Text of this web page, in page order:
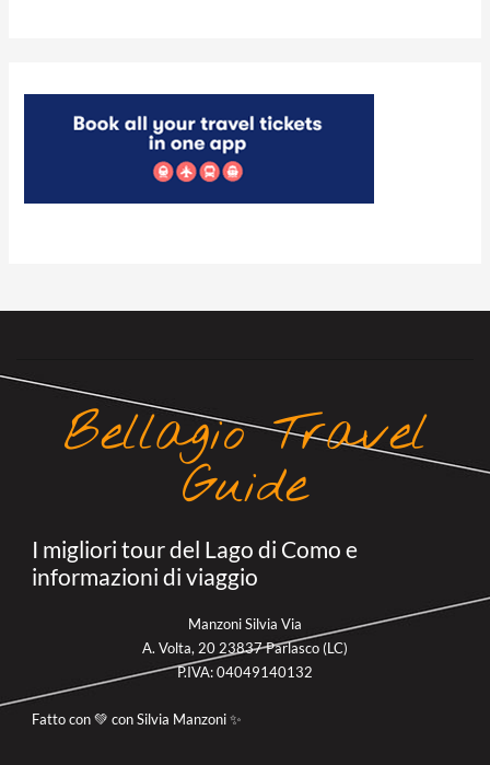
Bellagio Travel
Guide
I migliori tour del Lago di Como e
informazioni di viaggio
Manzoni Silvia Via
A. Volta, 20 23837 Parlasco (LC)
P.IVA: 04049140132
Fatto con 💚 con Silvia Manzoni ✨